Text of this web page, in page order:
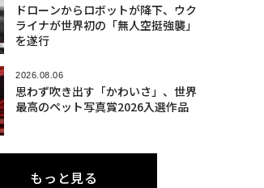
ドローンからロボットが降下、ウク
ライナが世界初の「無人空挺強襲」
を遂行
2026.08.06
思わず吹き出す「かわいさ」、世界
最高のペット写真賞2026入選作品
もっと見る